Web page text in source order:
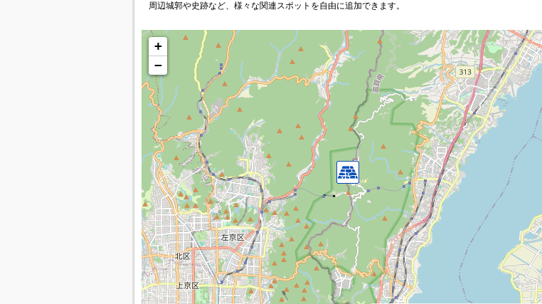
周辺城郭や史跡など、様々な関連スポットを自由に追加できます。
+
−